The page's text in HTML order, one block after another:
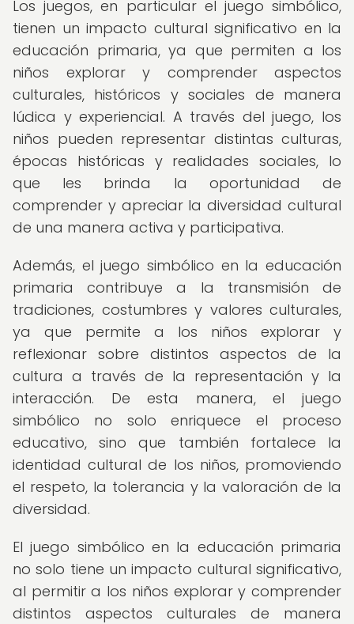
Los juegos, en particular el juego simbólico,
tienen un impacto cultural significativo en la
educación primaria, ya que permiten a los
niños explorar y comprender aspectos
culturales, históricos y sociales de manera
lúdica y experiencial. A través del juego, los
niños pueden representar distintas culturas,
épocas históricas y realidades sociales, lo
que les brinda la oportunidad de
comprender y apreciar la diversidad cultural
de una manera activa y participativa.
Además, el juego simbólico en la educación
primaria contribuye a la transmisión de
tradiciones, costumbres y valores culturales,
ya que permite a los niños explorar y
reflexionar sobre distintos aspectos de la
cultura a través de la representación y la
interacción. De esta manera, el juego
simbólico no solo enriquece el proceso
educativo, sino que también fortalece la
identidad cultural de los niños, promoviendo
el respeto, la tolerancia y la valoración de la
diversidad.
El juego simbólico en la educación primaria
no solo tiene un impacto cultural significativo,
al permitir a los niños explorar y comprender
distintos aspectos culturales de manera